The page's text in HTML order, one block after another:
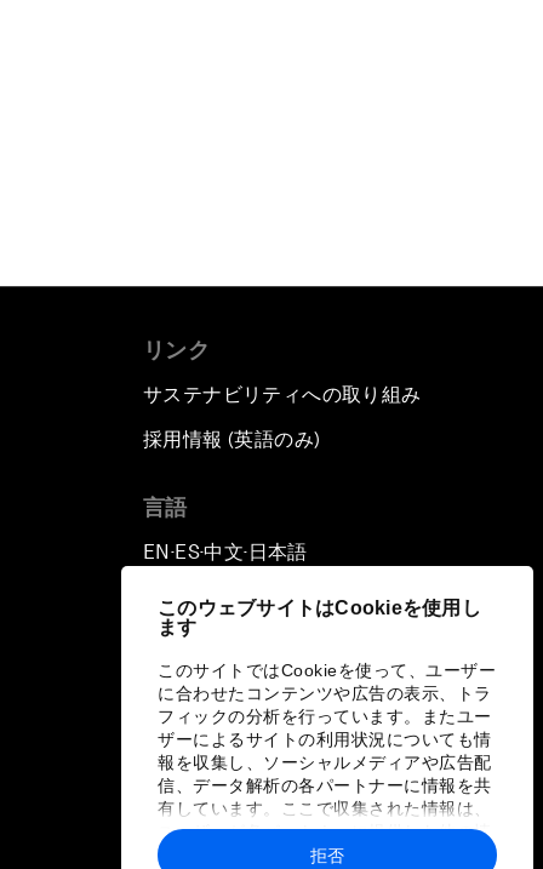
このウェブサイトはCookieを使用し
ます
このサイトではCookieを使って、ユーザー
に合わせたコンテンツや広告の表示、トラ
フィックの分析を行っています。またユー
ザーによるサイトの利用状況についても情
報を収集し、ソーシャルメディアや広告配
信、データ解析の各パートナーに情報を共
有しています。ここで収集された情報は、
ユーザーが各パートナーに提供した他の情
報や各パートナーのサービスを使用した際
拒否
リンク
サステナビリティへの取り組み
採用情報 (英語のみ)
言語
EN ▪ ES▪中文▪ 日本語